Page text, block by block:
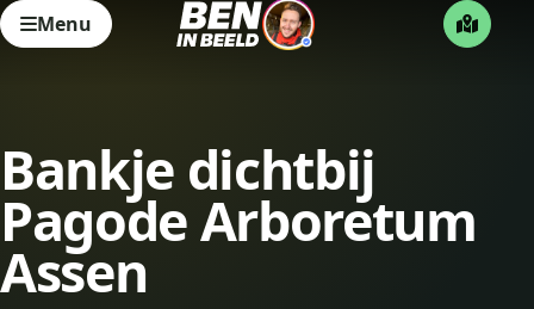
Menu
Bankje dichtbij
Pagode Arboretum
Assen